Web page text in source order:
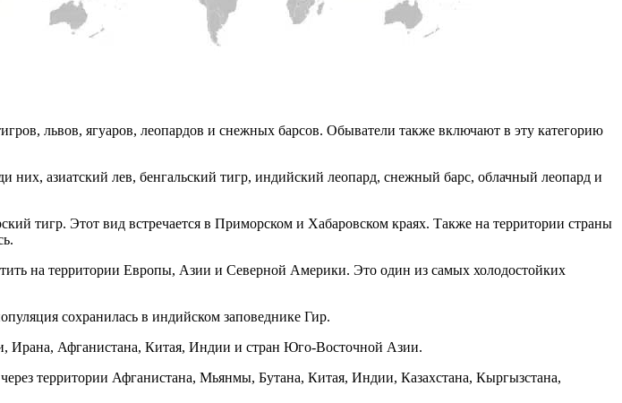
львов, ягуаров, леопардов и снежных барсов. Обыватели также включают в эту категорию
азиатский лев, бенгальский тигр, индийский леопард, снежный барс, облачный леопард и
тигр. Этот вид встречается в Приморском и Хабаровском краях. Также на территории страны
на территории Европы, Азии и Северной Америки. Это один из самых холодостойких
сохранилась в индийском заповеднике Гир.
Ирана, Афганистана, Китая, Индии и стран Юго-Восточной Азии.
территории Афганистана, Мьянмы, Бутана, Китая, Индии, Казахстана, Кыргызстана,